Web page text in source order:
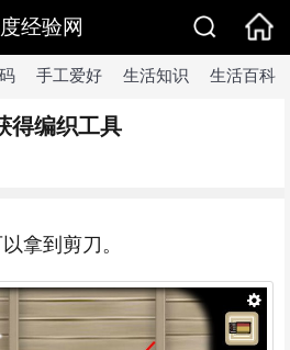
经验网
手工爱好 生活知识 生活百科
得编织工具
拿到剪刀。